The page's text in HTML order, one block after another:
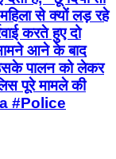
से क्यों लड़ रहे
करते हुए दो
आने के बाद
पालन को लेकर
पूरे मामले की
#Police